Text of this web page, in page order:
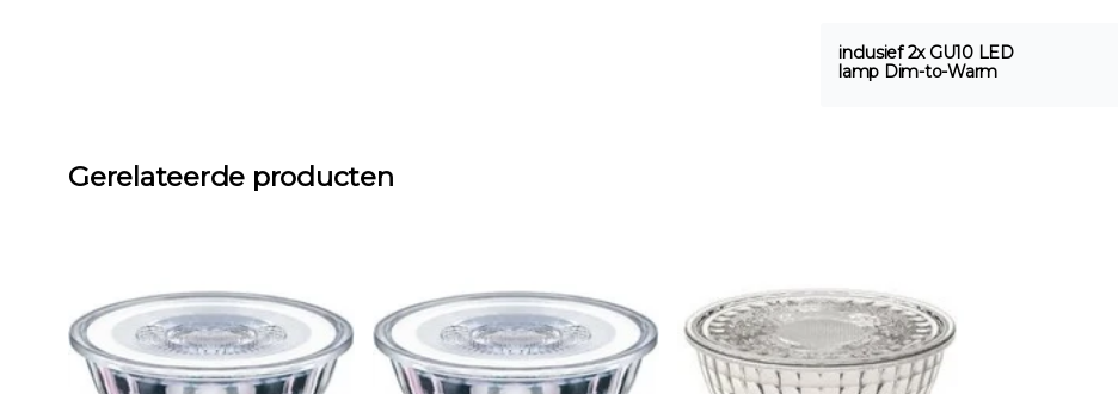
inclusief 2x GU10 LED
lamp Dim-to-Warm
Gerelateerde producten